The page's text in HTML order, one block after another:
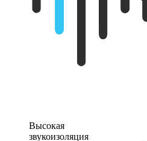
Высокая
звукоизоляция